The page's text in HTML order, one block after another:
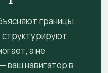
границы.
а не
ваш навигатор в